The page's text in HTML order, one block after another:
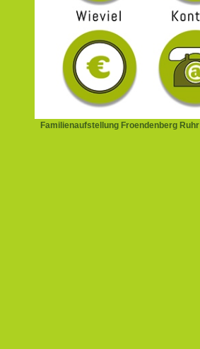
Familienaufstellung Froendenberg Ruhr